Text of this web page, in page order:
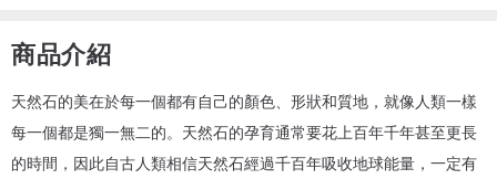
商品介紹
天然石的美在於每一個都有自己的顏色、形狀和質地，就像人類一樣
每一個都是獨一無二的。天然石的孕育通常要花上百年千年甚至更長
的時間，因此自古人類相信天然石經過千百年吸收地球能量，一定有